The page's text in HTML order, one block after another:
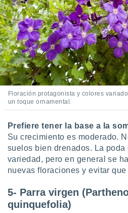
Floración protagonista y colores
un toque ornamental.
Prefiere tener la base a la
Su crecimiento es moderado.
suelos bien drenados. La poda
variedad, pero en general se
nuevas floraciones y evitar
5- Parra virgen
quinquefolia)